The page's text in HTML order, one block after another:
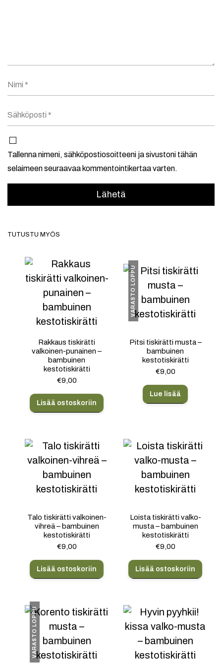
Tallenna nimeni, sähköpostiosoitteeni ja sivustoni tähän
selaimeen seuraavaa kommentointikertaa varten.
TUTUSTU MYÖS
Rakkaus tiskirätti
valkoinen-punainen –
bambuinen
kestotiskirätti
€9,00
Lisää ostoskoriin
VARASTO LOPPU
Pitsi tiskirätti musta –
bambuinen
kestotiskirätti
€9,00
Lue lisää
Talo tiskirätti valkoinen-
vihreä – bambuinen
kestotiskirätti
€9,00
Lisää ostoskoriin
Loista tiskirätti valko-
musta – bambuinen
kestotiskirätti
€9,00
Lisää ostoskoriin
VARASTO LOPPU